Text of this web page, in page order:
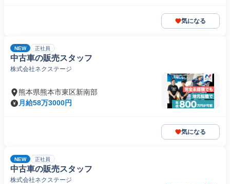
気になる
NEW 正社員
中古車の販売スタッフ
株式会社ネクステージ
熊本県熊本市東区新南部
月給58万3000円
気になる
NEW 正社員
中古車の販売スタッフ
株式会社ネクステージ